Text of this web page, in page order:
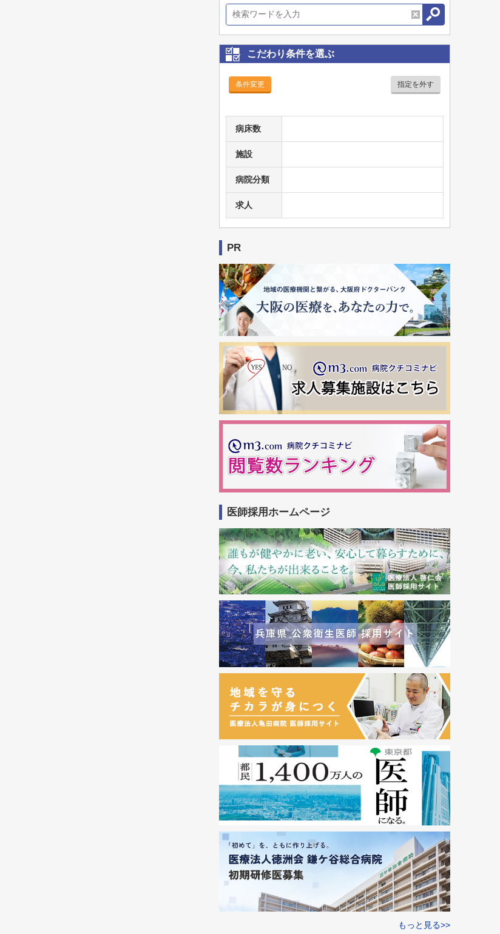
こだわり条件を選ぶ
条件変更 指定を外す
病床数
施設
病院分類
求人
PR
医師採用ホームページ
もっと見る>>